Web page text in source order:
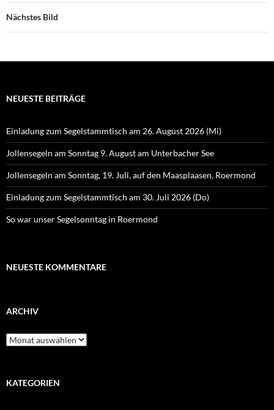
Nächstes Bild
NEUESTE BEITRÄGE
Einladung zum Segelstammtisch am 26. August 2026 (Mi)
Jollensegeln am Sonntag 9. August am Unterbacher See
Jollensegeln am Sonntag, 19. Juli, auf den Maasplaasen, Roermond
Einladung zum Segelstammtisch am 30. Juli 2026 (Do)
So war unser Segelsonntag in Roermond
NEUESTE KOMMENTARE
ARCHIV
Archiv
KATEGORIEN